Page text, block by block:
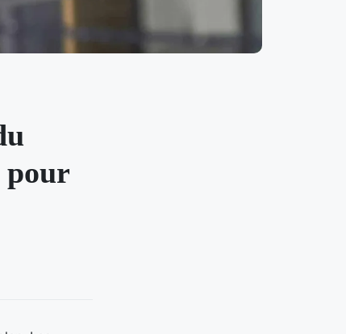
pour